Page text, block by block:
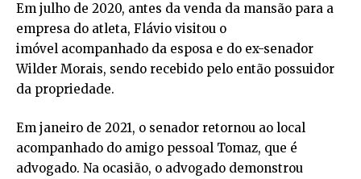
Em julho de 2020, antes da venda da mansão para a
empresa do atleta, Flávio visitou o
imóvel acompanhado da esposa e do ex-senador
Wilder Morais, sendo recebido pelo então possuidor
da propriedade.
Em janeiro de 2021, o senador retornou ao local
acompanhado do amigo pessoal Tomaz, que é
advogado. Na ocasião, o advogado demonstrou